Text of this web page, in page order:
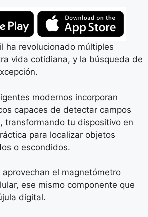
ha revolucionado múltiples
vida cotidiana, y la búsqueda de
modernos incorporan
capaces de detectar campos
transformando tu dispositivo en
para localizar objetos
o escondidos.
aprovechan el magnetómetro
ese mismo componente que
digital.